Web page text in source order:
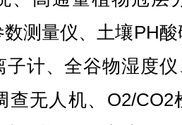
测量仪、土壤PH
子计、全谷物湿度
查无人机、O2/